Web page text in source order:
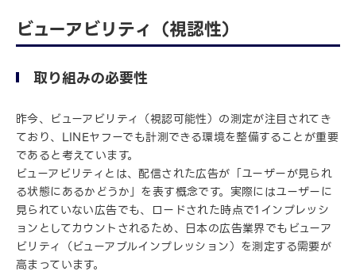
ビューアビリティ（視認性）
取り組みの必要性
昨今、ビューアビリティ（視認可能性）の測定が注目されてき
ており、LINEヤフーでも計測できる環境を整備することが重要
であると考えています。
ビューアビリティとは、配信された広告が「ユーザーが見られ
る状態にあるかどうか」を表す概念です。実際にはユーザーに
見られていない広告でも、ロードされた時点で1インプレッシ
ョンとしてカウントされるため、日本の広告業界でもビューア
ビリティ（ビューアブルインプレッション）を測定する需要が
高まっています。